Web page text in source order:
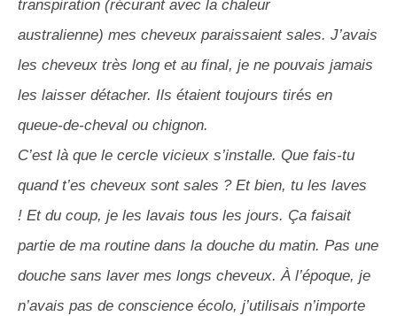
transpiration (récurant avec la chaleur
australienne) mes cheveux paraissaient sales. J’avais
les cheveux très long et au final, je ne pouvais jamais
les laisser détacher. Ils étaient toujours tirés en
queue-de-cheval ou chignon.
C’est là que le cercle vicieux s’installe. Que fais-tu
quand t’es cheveux sont sales ?Et bien, tu les laves
! Et du coup, je les lavais tous les jours. Ça faisait
partie de ma routine dans la douche du matin. Pas une
douche sans laver mes longs cheveux. À l’époque, je
n’avais pas de conscience écolo, j’utilisais n’importe